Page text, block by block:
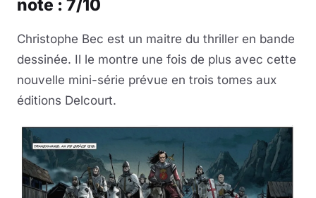
note : 7/10
Christophe Bec est un maitre du thriller en bande
dessinée. Il le montre une fois de plus avec cette
nouvelle mini-série prévue en trois tomes aux
éditions Delcourt.